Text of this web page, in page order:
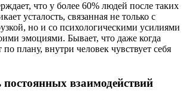
что у более 60% людей после таких
усталость, связанная не только с
но и со психологическими усилиями
эмоциями. Бывает, что даже когда
плану, внутри человек чувствует себя
постоянных взаимодействий